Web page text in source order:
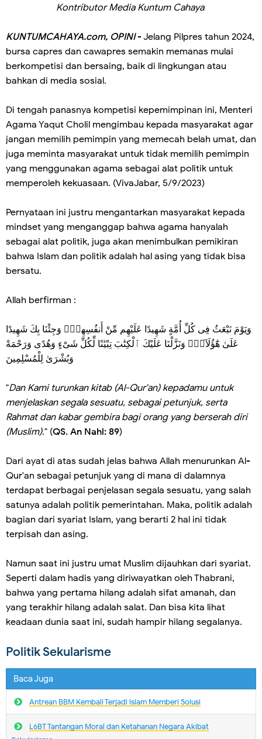
Kontributor Media Kuntum Cahaya
KUNTUMCAHAYA.com, OPINI- Jelang Pilpres tahun 2024,
bursa capres dan cawapres semakin memanas mulai
berkompetisi dan bersaing, baik di lingkungan atau
bahkan di media sosial.
Di tengah panasnya kompetisi kepemimpinan ini, Menteri
Agama Yaqut Cholil mengimbau kepada masyarakat agar
jangan memilih pemimpin yang memecah belah umat, dan
juga meminta masyarakat untuk tidak memilih pemimpin
yang menggunakan agama sebagai alat politik untuk
memperoleh kekuasaan. (VivaJabar, 5/9/2023)
Pernyataan ini justru mengantarkan masyarakat kepada
mindset yang menganggap bahwa agama hanyalah
sebagai alat politik, juga akan menimbulkan pemikiran
bahwa Islam dan politik adalah hal asing yang tidak bisa
bersatu.
Allah berfirman :
وَيَوْمَ نَبْعَثُ فِى كُلِّ أُمَّةٍ شَهِيدًا عَلَيْهِم مِّنْ أَنفُسِهِمْۖ وَجِئْنَا بِكَ شَهِيدًا
عَلَىٰ هَٰٓؤُلَآءِۚ وَنَزَّلْنَا عَلَيْكَ ٱلْكِتَٰبَ تِبْيَٰنًا لِّكُلِّ شَىْءٍ وَهُدًى وَرَحْمَةً
وَبُشْرَىٰ لِلْمُسْلِمِينَ
"Dan Kami turunkan kitab (Al-Qur'an) kepadamu untuk
menjelaskan segala sesuatu, sebagai petunjuk, serta
Rahmat dan kabar gembira bagi orang yang berserah diri
(Muslim)." (QS. An Nahl: 89)
Dari ayat di atas sudah jelas bahwa Allah menurunkan Al-
Qur'an sebagai petunjuk yang di mana di dalamnya
terdapat berbagai penjelasan segala sesuatu, yang salah
satunya adalah politik pemerintahan. Maka, politik adalah
bagian dari syariat Islam, yang berarti 2 hal ini tidak
terpisah dan asing.
Namun saat ini justru umat Muslim dijauhkan dari syariat.
Seperti dalam hadis yang diriwayatkan oleh Thabrani,
bahwa yang pertama hilang adalah sifat amanah, dan
yang terakhir hilang adalah salat. Dan bisa kita lihat
keadaan dunia saat ini, sudah hampir hilang segalanya.
Politik Sekularisme
Baca Juga
Antrean BBM Kembali Terjadi lslam Memberi Solusi
L6BT Tantangan Moral dan Ketahanan Negara Akibat